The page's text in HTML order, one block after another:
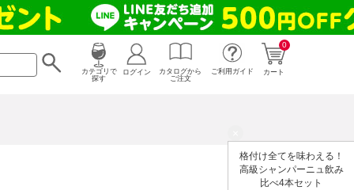
カテゴリで
探す
0
カート
ログイン
カタログから
ご注文
ご利用ガイド
格付け全てを味わえる！
高級シャンパーニュ飲み
比べ4本セット